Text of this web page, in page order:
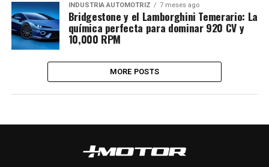
INDUSTRIA AUTOMOTRIZ 7 meses ago
Bridgestone y el Lamborghini Temerario: La
química perfecta para dominar 920 CV y
10,000 RPM
MORE POSTS